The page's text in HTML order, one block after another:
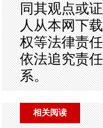
同其观点或
人从本网下
权等法律责
依法追究责
系。
相关阅读